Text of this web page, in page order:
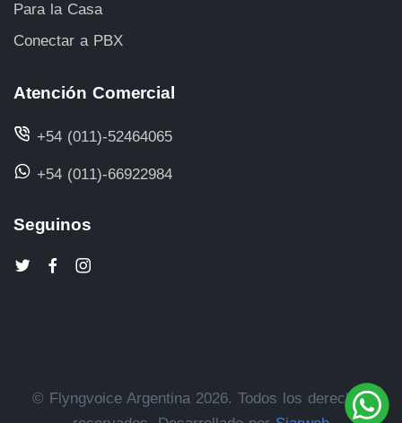
Para la Casa
Conectar a PBX
Atención Comercial
+54 (011)-52464065
+54 (011)-66922984
Seguinos
© Flyngvoice Argentina 2026. Todos los derechos